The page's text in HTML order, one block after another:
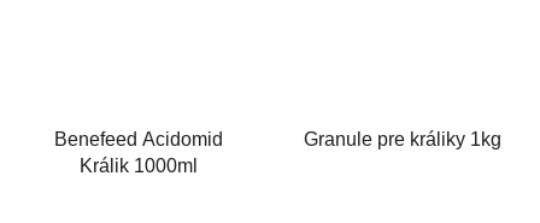
Benefeed Acidomid
Králik 1000ml
Granule pre králiky 1kg